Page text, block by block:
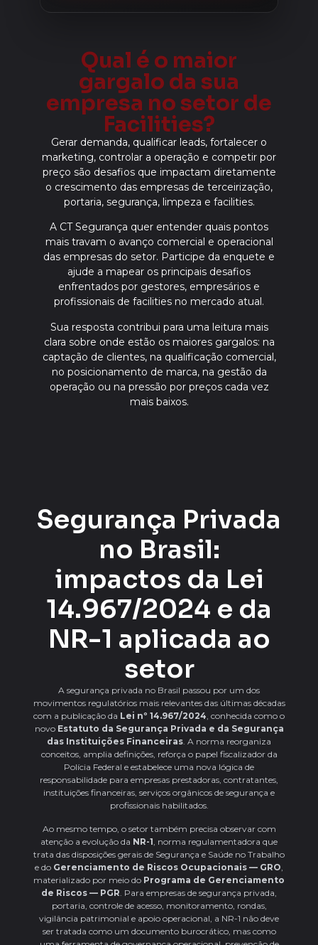
Qual é o maior
gargalo da sua
empresa no setor de
Facilities?
Gerar demanda, qualificar leads, fortalecer o
marketing, controlar a operação e competir por
preço são desafios que impactam diretamente
o crescimento das empresas de terceirização,
portaria, segurança, limpeza e facilities.
A CT Segurança quer entender quais pontos
mais travam o avanço comercial e operacional
das empresas do setor. Participe da enquete e
ajude a mapear os principais desafios
enfrentados por gestores, empresários e
profissionais de facilities no mercado atual.
Sua resposta contribui para uma leitura mais
clara sobre onde estão os maiores gargalos: na
captação de clientes, na qualificação comercial,
no posicionamento de marca, na gestão da
operação ou na pressão por preços cada vez
mais baixos.
Segurança Privada
no Brasil:
impactos da Lei
14.967/2024 e da
NR-1 aplicada ao
setor
A segurança privada no Brasil passou por um dos
movimentos regulatórios mais relevantes das últimas décadas
com a publicação da Lei nº 14.967/2024, conhecida como o
novo Estatuto da Segurança Privada e da Segurança
das Instituições Financeiras. A norma reorganiza
conceitos, amplia definições, reforça o papel fiscalizador da
Polícia Federal e estabelece uma nova lógica de
responsabilidade para empresas prestadoras, contratantes,
instituições financeiras, serviços orgânicos de segurança e
profissionais habilitados.
Ao mesmo tempo, o setor também precisa observar com
atenção a evolução da NR-1 , norma regulamentadora que
trata das disposições gerais de Segurança e Saúde no Trabalho
e do Gerenciamento de Riscos Ocupacionais — GRO
materializado por meio do Programa de Gerenciamento
de Riscos — PGR . Para empresas de segurança privada,
portaria, controle de acesso, monitoramento, rondas,
vigilância patrimonial e apoio operacional, a NR-1 não deve
ser tratada como um documento burocrático, mas como